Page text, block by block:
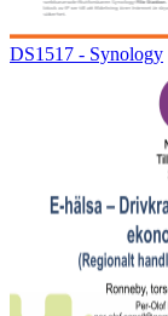
DS1517 - Synology